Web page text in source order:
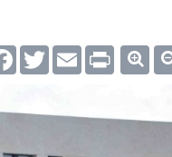
FacebookTwitter Email Print